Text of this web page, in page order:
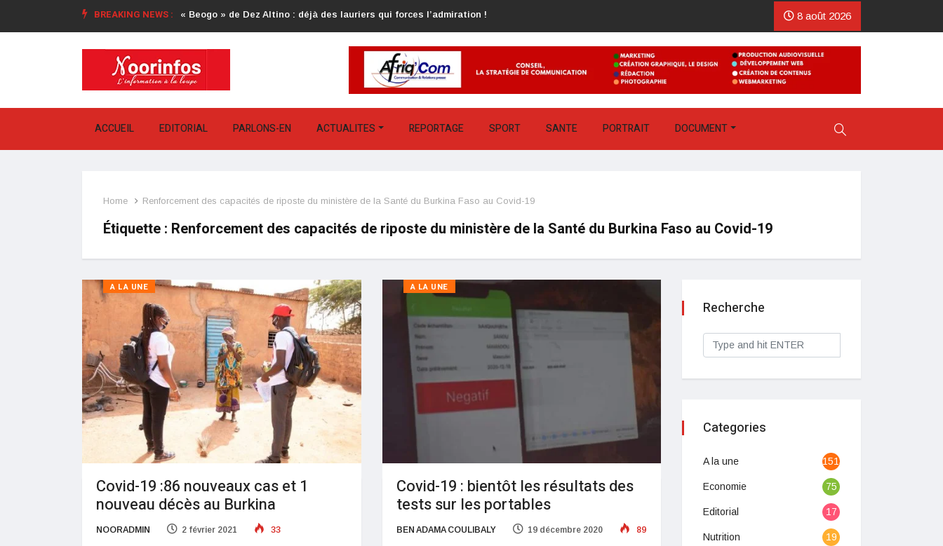
BREAKING NEWS : « Beogo » de Dez Altino : déjà des lauriers qui forces l’admiration ! 8 août 2026
ACCUEIL EDITORIAL PARLONS-EN ACTUALITES REPORTAGE SPORT SANTE PORTRAIT DOCUMENT
Home Renforcement des capacités de riposte du ministère de la Santé du Burkina Faso au Covid-19
Étiquette : Renforcement des capacités de riposte du ministère de la Santé du Burkina Faso au Covid-19
A LA UNE
Covid-19 :86 nouveaux cas et 1
nouveau décès au Burkina
NOORADMIN 2 février 2021 33
A LA UNE
Covid-19 : bientôt les résultats des
tests sur les portables
BEN ADAMA COULIBALY 19 décembre 2020 89
Recherche
Categories
A la une 1513
Economie 75
Editorial 17
Nutrition 19